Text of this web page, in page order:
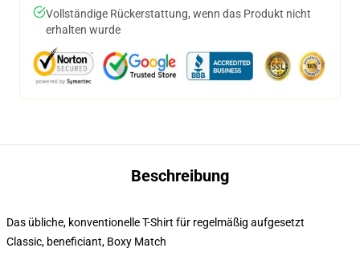
Vollständige Rückerstattung, wenn das Produkt nicht
erhalten wurde
Beschreibung
Das übliche, konventionelle T-Shirt für regelmäßig aufgesetzt
Classic, beneficiant, Boxy Match